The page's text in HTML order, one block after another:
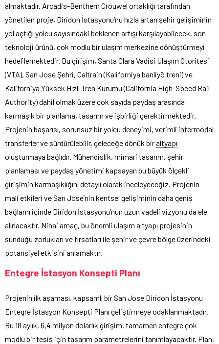
almaktadır. Arcadis-Benthem Crouwel ortaklığı tarafından
yönetilen proje, Diridon İstasyonu’nu hızla artan şehir gelişiminin
yol açtığı yolcu sayısındaki beklenen artışı karşılayabilecek, son
teknoloji ürünü, çok modlu bir ulaşım merkezine dönüştürmeyi
hedeflemektedir. Bu girişim, Santa Clara Vadisi Ulaşım Otoritesi
(VTA), San Jose Şehri, Caltrain (Kaliforniya banliyö treni) ve
Kaliforniya Yüksek Hızlı Tren Kurumu (California High-Speed Rail
Authority) dahil olmak üzere çok sayıda paydaş arasında
karmaşık bir planlama, tasarım ve işbirliği gerektirmektedir.
Projenin başarısı, sorunsuz bir yolcu deneyimi, verimli intermodal
transferler ve sürdürülebilir, geleceğe dönük biraltyapı
oluşturmaya bağlıdır. Mühendislik, mimari tasarım, şehir
planlaması ve paydaş yönetimi kapsayan bu büyük ölçekli
girişimin karmaşıklığını detaylı olarak inceleyeceğiz. Projenin
mali etkileri ve San Jose’nin kentsel gelişiminin daha geniş
bağlamı içinde Diridon İstasyonu’nun uzun vadeli vizyonu da ele
alınacaktır. Nihai amaç, bu önemli ulaşım altyapı projesinin
sunduğu zorlukları ve fırsatları ile şehir ve çevre bölge üzerindeki
potansiyel etkisini anlamaktır.
Entegre İstasyon Konsepti Planı
Projenin ilk aşaması, kapsamlı bir San Jose Diridon İstasyonu
Entegre İstasyon Konsepti Planı geliştirmeye odaklanmaktadır.
Bu 18 aylık, 6,4 milyon dolarlık girişim, tamamen entegre çok
modlu bir tesis için tasarım parametrelerini tanımlayacaktır. Plan,